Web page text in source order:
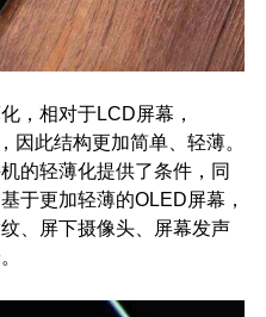
相对于LCD屏幕，
因此结构更加简单、轻薄。
的轻薄化提供了条件，同
于更加轻薄的OLED屏幕，
、屏下摄像头、屏幕发声